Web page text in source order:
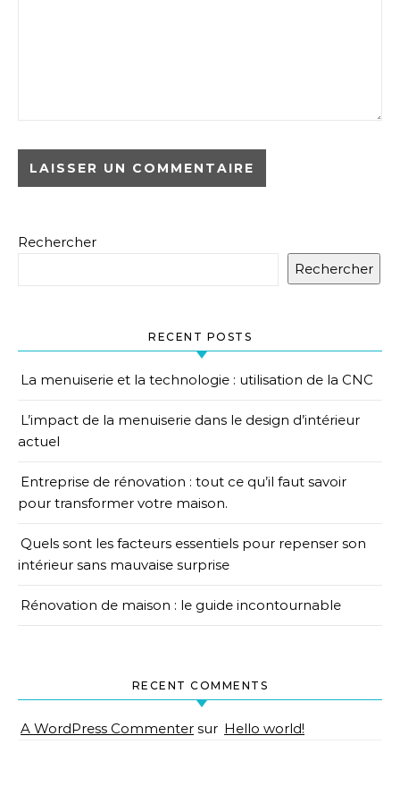
Rechercher
Rechercher
RECENT POSTS
La menuiserie et la technologie : utilisation de la CNC
L’impact de la menuiserie dans le design d’intérieur
actuel
Entreprise de rénovation : tout ce qu’il faut savoir
pour transformer votre maison.
Quels sont les facteurs essentiels pour repenser son
intérieur sans mauvaise surprise
Rénovation de maison : le guide incontournable
RECENT COMMENTS
A WordPress Commenter sur Hello world!